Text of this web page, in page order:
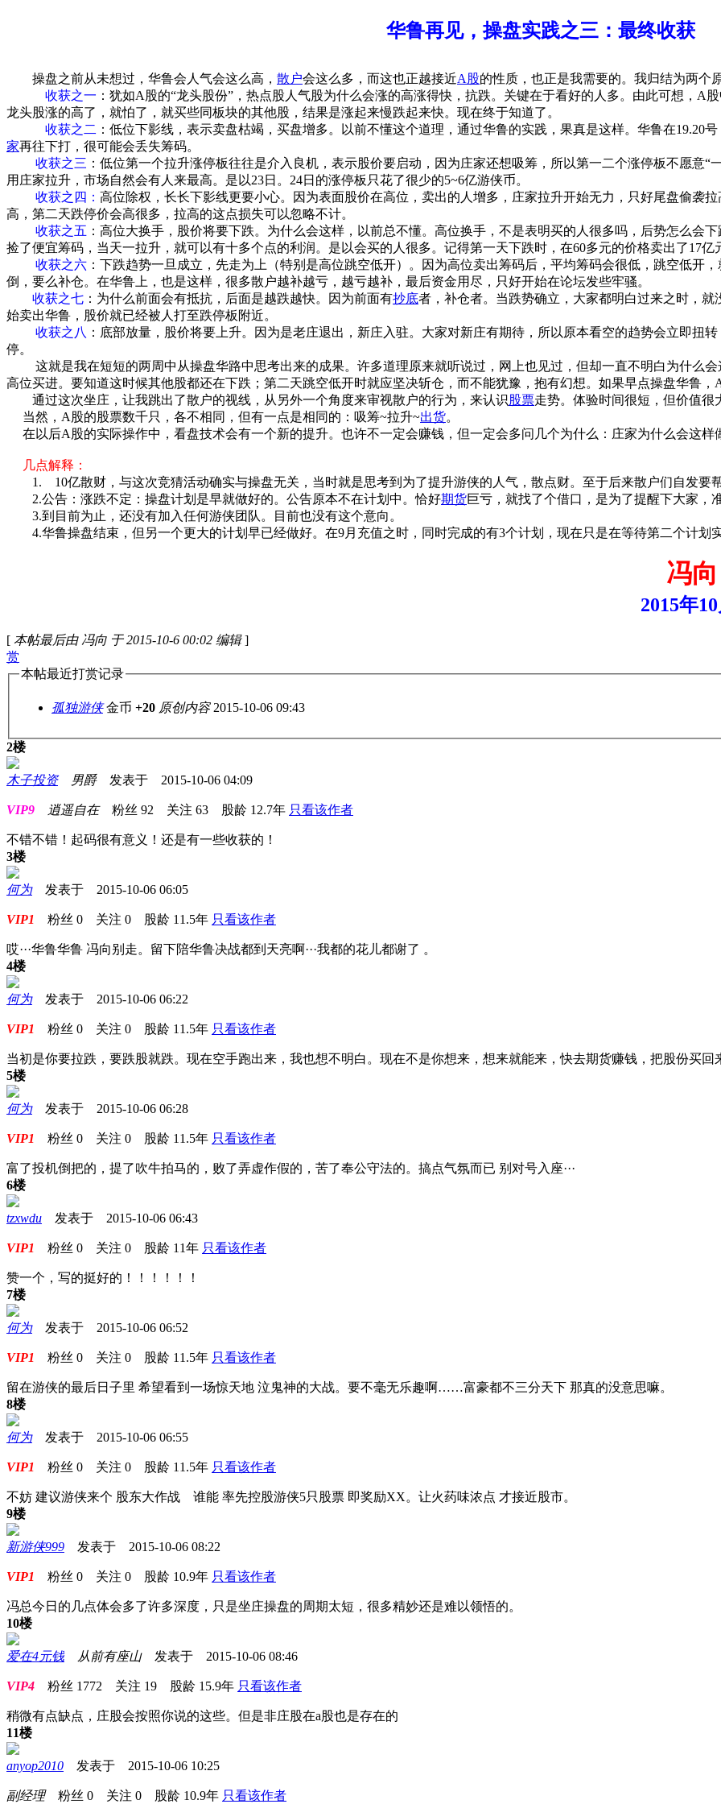
华鲁再见，操盘实践之三：最终收获
操盘之前从未想过，华鲁会人气会这么高， 散户会这么多，而这也正越接近A股的性质，也正是我需要的。我归结为两个
收获之一 ：犹如A股的“龙头股份”，热点股人气股为什么会涨的高涨得快，抗跌。关键在于看好的人多。由此可想，A
龙头股涨的高了，就怕了，就买些同板块的其他股，结果是涨起来慢跌起来快。现在终于知道了。
收获之二 ：低位下影线，表示卖盘枯竭，买盘增多。以前不懂这个道理，通过华鲁的实践，果真是这样。华鲁在19.20
家再往下打，很可能会丢失筹码。
收获之三 ：低位第一个拉升涨停板往往是介入良机，表示股价要启动，因为庄家还想吸筹，所以第一二个涨停板不愿意
用庄家拉升，市场自然会有人来最高。是以23日。24日的涨停板只花了很少的5~6亿游侠币。
收获之四： 高位除权，长长下影线更要小心。因为表面股价在高位，卖出的人增多，庄家拉升开始无力，只好尾盘偷袭
高，第二天跌停价会高很多，拉高的这点损失可以忽略不计。
收获之五 ：高位大换手，股价将要下跌。为什么会这样，以前总不懂。高位换手，不是表明买的人很多吗，后势怎么会
捡了便宜筹码，当天一拉升，就可以有十多个点的利润。是以会买的人很多。记得第一天下跌时，在60多元的价格卖出了17亿
收获之六 ：下跌趋势一旦成立，先走为上（特别是高位跳空低开）。因为高位卖出筹码后，平均筹码会很低，跳空低开
倒，要么补仓。在华鲁上，也是这样，很多散户越补越亏，越亏越补，最后资金用尽，只好开始在论坛发些牢骚。
收获之七 ：为什么前面会有抵抗，后面是越跌越快。因为前面有抄底者，补仓者。当跌势确立，大家都明白过来之时，
始卖出华鲁，股价就已经被人打至跌停板附近。
收获之八 ：底部放量，股价将要上升。因为是老庄退出，新庄入驻。大家对新庄有期待，所以原本看空的趋势会立即扭
停。
这就是我在短短的两周中从操盘华路中思考出来的成果。许多道理原来就听说过，网上也见过，但却一直不明白为什么
高位买进。要知道这时候其他股都还在下跌；第二天跳空低开时就应坚决斩仓，而不能犹豫，抱有幻想。如果早点操盘华鲁
通过这次坐庄，让我跳出了散户的视线，从另外一个角度来审视散户的行为，来认识股票走势。体验时间很短，但价值很
当然，A股的股票数千只，各不相同，但有一点是相同的：吸筹~拉升~出货。
在以后A股的实际操作中，看盘技术会有一个新的提升。也许不一定会赚钱，但一定会多问几个为什么：庄家为什么会这样
几点解释：
1. 10亿散财，与这次竞猜活动确实与操盘无关，当时就是思考到为了提升游侠的人气，散点财。至于后来散户们自发要
2.公告：涨跌不定：操盘计划是早就做好的。公告原本不在计划中。恰好期货巨亏，就找了个借口，是为了提醒下大家，
3.到目前为止，还没有加入任何游侠团队。目前也没有这个意向。
4.华鲁操盘结束，但另一个更大的计划早已经做好。在9月充值之时，同时完成的有3个计划，现在只是在等待第二个计划
冯向
2015年
[ 本帖最后由 冯向 于 2015-10-6 00:02 编辑]
赏
本帖最近打赏记录
孤独游侠 金币 +20 原创内容 2015-10-06 09:43
2楼
木子投资 男爵发表于 2015-10-06 04:09
VIP9 逍遥自在粉丝 92 关注 63 股龄 12.7年 只看该作者
不错不错！起码很有意义！还是有一些收获的！
3楼
何为发表于 2015-10-06 06:05
VIP1 粉丝 0 关注 0 股龄 11.5年 只看该作者
哎···华鲁华鲁 冯向别走。留下陪华鲁决战都到天亮啊···我都的花儿都谢了 。
4楼
何为发表于 2015-10-06 06:22
VIP1 粉丝 0 关注 0 股龄 11.5年 只看该作者
当初是你要拉跌，要跌股就跌。现在空手跑出来，我也想不明白。现在不是你想来，想来就能来，快去期货赚钱，把股份买回
5楼
何为发表于 2015-10-06 06:28
VIP1 粉丝 0 关注 0 股龄 11.5年 只看该作者
富了投机倒把的，提了吹牛拍马的，败了弄虚作假的，苦了奉公守法的。搞点气氛而已 别对号入座···
6楼
tzxwdu 发表于 2015-10-06 06:43
VIP1 粉丝 0 关注 0 股龄 11年 只看该作者
赞一个，写的挺好的！！！！！！
7楼
何为发表于 2015-10-06 06:52
VIP1 粉丝 0 关注 0 股龄 11.5年 只看该作者
留在游侠的最后日子里 希望看到一场惊天地 泣鬼神的大战。要不毫无乐趣啊……富豪都不三分天下 那真的没意思嘛。
8楼
何为发表于 2015-10-06 06:55
VIP1 粉丝 0 关注 0 股龄 11.5年 只看该作者
不妨 建议游侠来个 股东大作战 谁能 率先控股游侠5只股票 即奖励XX。让火药味浓点 才接近股市。
9楼
新游侠999 发表于 2015-10-06 08:22
VIP1 粉丝 0 关注 0 股龄 10.9年 只看该作者
冯总今日的几点体会多了许多深度，只是坐庄操盘的周期太短，很多精妙还是难以领悟的。
10楼
爱在4元钱 从前有座山发表于 2015-10-06 08:46
VIP4 粉丝 1772 关注 19 股龄 15.9年 只看该作者
稍微有点缺点，庄股会按照你说的这些。但是非庄股在a股也是存在的
11楼
anyop2010 发表于 2015-10-06 10:25
副经理粉丝 0 关注 0 股龄 10.9年 只看该作者